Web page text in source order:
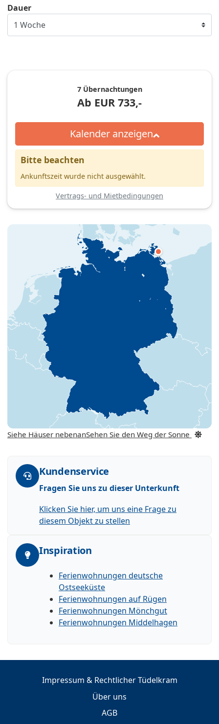
Dauer
7 Übernachtungen
Ab EUR 733,-
Kalender anzeigen
Bitte beachten
Ankunftszeit wurde nicht ausgewählt.
Vertrags- und Mietbedingungen
Siehe Häuser nebenanSehen Sie den Weg der Sonne
Kundenservice
Fragen Sie uns zu dieser Unterkunft
Klicken Sie hier, um uns eine Frage zu
diesem Objekt zu stellen
Inspiration
Ferienwohnungen deutsche
Ostseeküste
Ferienwohnungen auf Rügen
Ferienwohnungen Mönchgut
Ferienwohnungen Middelhagen
Impressum & Rechtlicher Tüdelkram
Über uns
AGB